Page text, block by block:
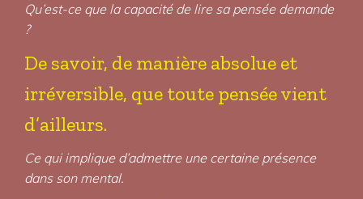
Qu’est-ce que la capacité de lire sa pensée demande
?
De savoir, de manière absolue et
irréversible, que toute pensée vient
d’ailleurs.
Ce qui implique d’admettre une certaine présence
dans son mental.